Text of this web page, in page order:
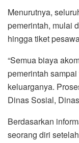
Menurutnya,
pemerintah, mulai
hingga tiket
“Semua biaya
pemerintah
keluarganya.
Dinas Sosial,
Berdasarkan
seorang diri